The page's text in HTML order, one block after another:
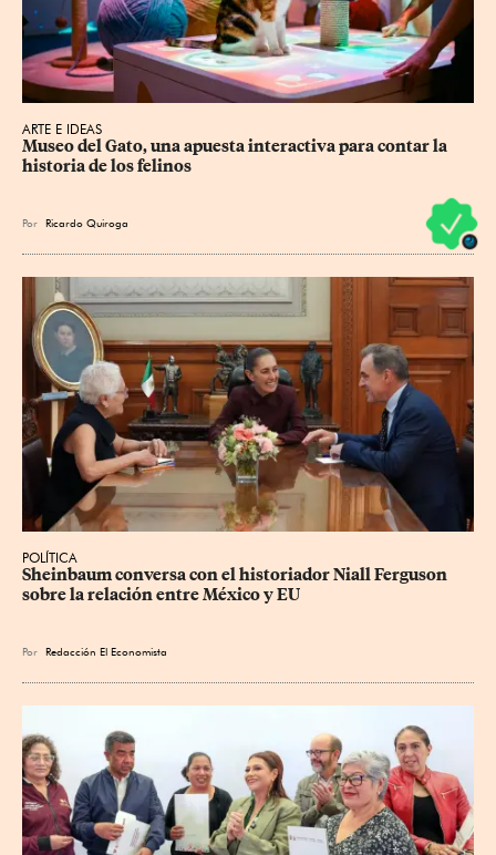
ARTE E IDEAS
Museo del Gato, una apuesta interactiva para contar la
historia de los felinos
Por Ricardo Quiroga
POLÍTICA
Sheinbaum conversa con el historiador Niall Ferguson
sobre la relación entre México y EU
Por Redacción El Economista